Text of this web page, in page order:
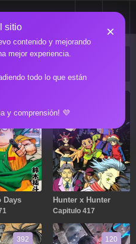
sitio
contenido y mejorando
mejor experiencia.
todo lo que están
y comprensión! 💜
×
Days Hunter x Hunter
Capitulo 417
392 120